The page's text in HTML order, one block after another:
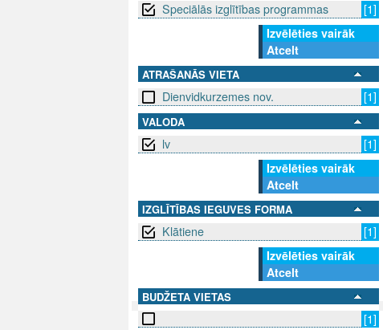
Speciālās izglītības programmas
[1]
Izvēlēties vairāk
Atcelt
ATRAŠANĀS VIETA
Dienvidkurzemes nov. [1]
VALODA
lv
[1]
Izvēlēties vairāk
Atcelt
IZGLĪTĪBAS IEGUVES FORMA
Klātiene
[1]
Izvēlēties vairāk
Atcelt
BUDŽETA VIETAS
[1]